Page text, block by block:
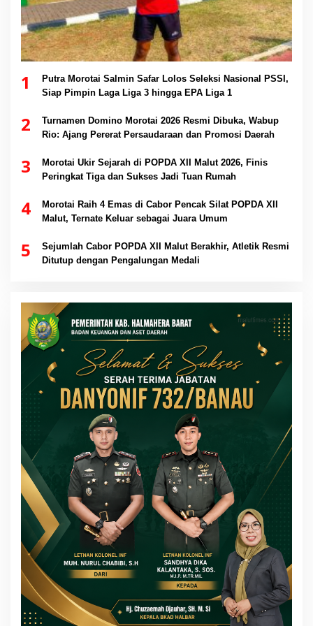
1
Putra Morotai Salmin Safar Lolos Seleksi Nasional PSSI,
Siap Pimpin Laga Liga 3 hingga EPA Liga 1
2
Turnamen Domino Morotai 2026 Resmi Dibuka, Wabup
Rio: Ajang Pererat Persaudaraan dan Promosi Daerah
3
Morotai Ukir Sejarah di POPDA XII Malut 2026, Finis
Peringkat Tiga dan Sukses Jadi Tuan Rumah
4
Morotai Raih 4 Emas di Cabor Pencak Silat POPDA XII
Malut, Ternate Keluar sebagai Juara Umum
5
Sejumlah Cabor POPDA XII Malut Berakhir, Atletik Resmi
Ditutup dengan Pengalungan Medali